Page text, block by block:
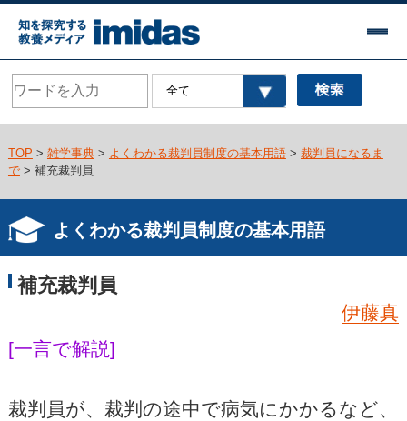
TOP > 雑学事典> よくわかる裁判員制度の基本用語> 裁判員になるま
で> 補充裁判員
よくわかる裁判員制度の基本用語
補充裁判員
伊藤真
[一言で解説]
裁判員が、裁判の途中で病気にかかるなど、